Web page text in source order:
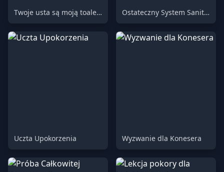
Twoje usta są moją toaletą Ostateczny System Sanitarny Na Żywo
Uczta Upokorzenia Wyzwanie dla Konesera